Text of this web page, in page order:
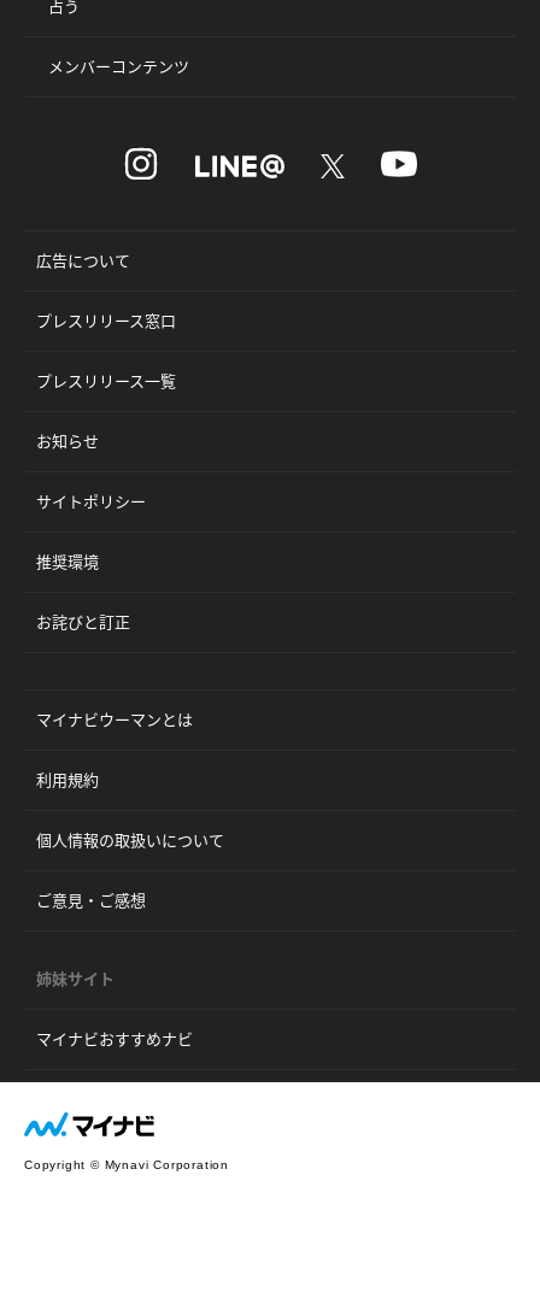
占う
メンバーコンテンツ
広告について
プレスリリース窓口
プレスリリース一覧
お知らせ
サイトポリシー
推奨環境
お詫びと訂正
マイナビウーマンとは
利用規約
個人情報の取扱いについて
ご意見・ご感想
姉妹サイト
マイナビおすすめナビ
Copyright © Mynavi Corporation